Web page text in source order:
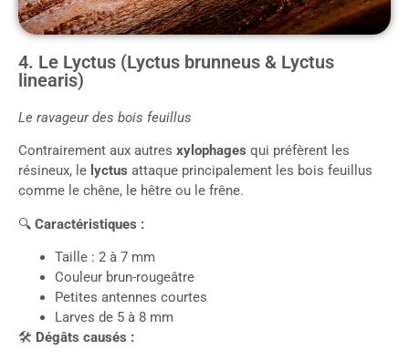
4. Le Lyctus (Lyctus brunneus & Lyctus
linearis)
Le ravageur des bois feuillus
Contrairement aux autres xylophages qui préfèrent les
résineux, le lyctus attaque principalement les bois feuillus
comme le chêne, le hêtre ou le frêne.
🔍 Caractéristiques :
Taille : 2 à 7 mm
Couleur brun-rougeâtre
Petites antennes courtes
Larves de 5 à 8 mm
🛠 Dégâts causés :